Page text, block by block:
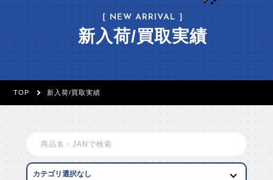
［ NEW ARRIVAL ］
新入荷/買取実績
TOP 新入荷/買取実績